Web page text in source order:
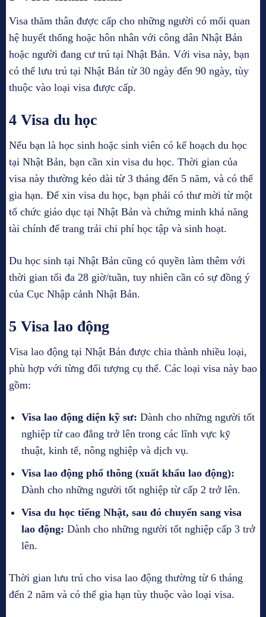
Visa thăm thân được cấp cho những người có mối quan
hệ huyết thống hoặc hôn nhân với công dân Nhật Bản
hoặc người đang cư trú tại Nhật Bản. Với visa này, bạn
có thể lưu trú tại Nhật Bản từ 30 ngày đến 90 ngày, tùy
thuộc vào loại visa được cấp.
4 Visa du học
Nếu bạn là học sinh hoặc sinh viên có kế hoạch du học
tại Nhật Bản, bạn cần xin visa du học. Thời gian của
visa này thường kéo dài từ 3 tháng đến 5 năm, và có thể
gia hạn. Để xin visa du học, bạn phải có thư mời từ một
tổ chức giáo dục tại Nhật Bản và chứng minh khả năng
tài chính để trang trải chi phí học tập và sinh hoạt.
Du học sinh tại Nhật Bản cũng có quyền làm thêm với
thời gian tối đa 28 giờ/tuần, tuy nhiên cần có sự đồng ý
của Cục Nhập cảnh Nhật Bản.
5 Visa lao động
Visa lao động tại Nhật Bản được chia thành nhiều loại,
phù hợp với từng đối tượng cụ thể. Các loại visa này bao
gồm:
Visa lao động diện kỹ sư: Dành cho những người tốt
nghiệp từ cao đẳng trở lên trong các lĩnh vực kỹ
thuật, kinh tế, nông nghiệp và dịch vụ.
Visa lao động phổ thông (xuất khẩu lao động):
Dành cho những người tốt nghiệp từ cấp 2 trở lên.
Visa du học tiếng Nhật, sau đó chuyển sang visa
lao động: Dành cho những người tốt nghiệp cấp 3 trở
lên.
Thời gian lưu trú cho visa lao động thường từ 6 tháng
đến 2 năm và có thể gia hạn tùy thuộc vào loại visa.